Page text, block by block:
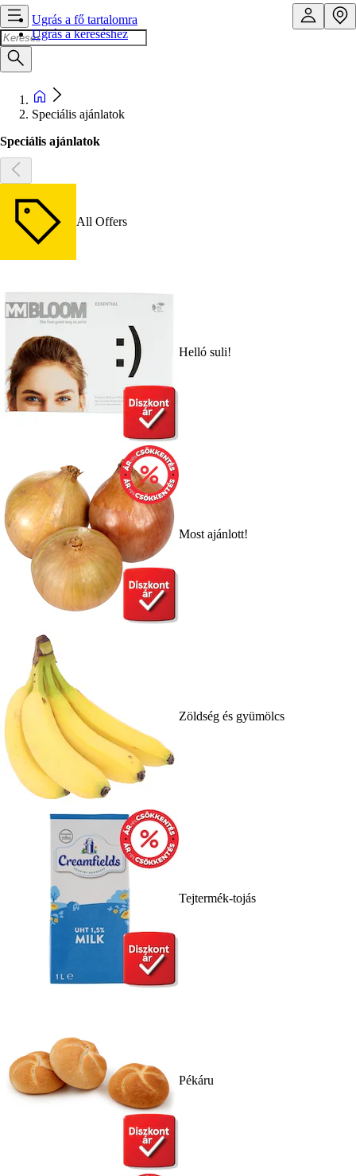
Ugrás a fő tartalomra
Ugrás a kereséshez
Speciális ajánlatok
Speciális ajánlatok
All Offers
Helló suli!
Most ajánlott!
Zöldség és gyümölcs
Tejtermék-tojás
Pékáru